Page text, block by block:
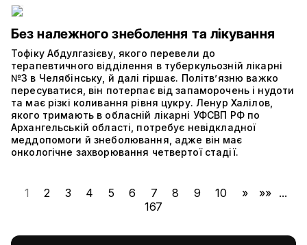
Без належного знеболення та лікування
Тофіку Абдулгазієву, якого перевели до
терапевтичного відділення в туберкульозній лікарні
№3 в Челябінську, й далі гіршає. Політвʼязню важко
пересуватися, він потерпає від запаморочень і нудоти
та має різкі коливання рівня цукру. Ленур Халілов,
якого тримають в обласній лікарні УФСВП РФ по
Архангельській області, потребує невідкладної
меддопомоги й знеболювання, адже він має
онкологічне захворювання четвертої стадії.
1 2 3 4 5 6 7 8 9 10 » »» ...
167